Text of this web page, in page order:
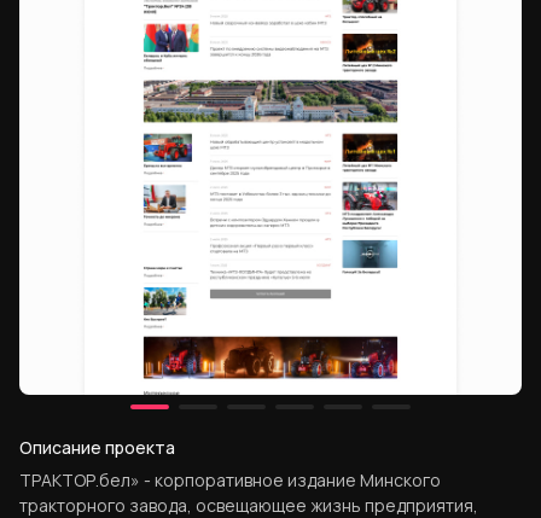
Описание проекта
ТРАКТОР.бел» - корпоративное издание Минского
тракторного завода, освещающее жизнь предприятия,